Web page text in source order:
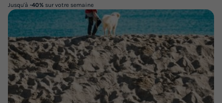
Jusqu'à -40% sur votre semaine